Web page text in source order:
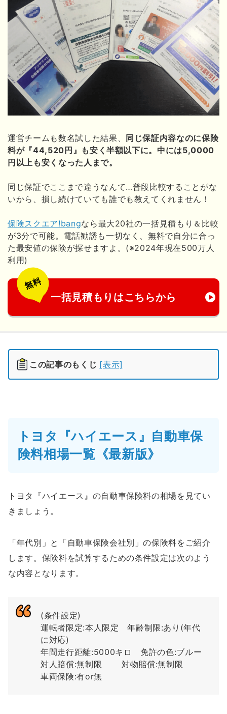
運営チームも数名試した結果、
同じ保証内容なのに保険
料が『44,520円』も安く半額以下に。中には5,0000
円以上も安くなった人まで。
同じ保証でここまで違うなんて…普段比較することがな
いから、損し続けていても誰でも教えてくれません！
保険スクエア!bangなら最大20社の一括見積もり＆比較
が3分で可能。電話勧誘も一切なく、無料で自分に合っ
た最安値の保険が探せますよ。(※2024年現在500万人
利用)
無料
一括見積もりはこちらから
この記事のもくじ [表示]
トヨタ『ハイエース』自動車保
険料相場一覧《最新版》
トヨタ『ハイエース』の自動車保険料の相場を見てい
きましょう。
「年代別」と「自動車保険会社別」の保険料をご紹介
します。保険料を試算するための条件設定は次のよう
な内容となります。
(条件設定)
運転者限定:本人限定 年齢制限:あり(年代
に対応)
年間走行距離:5000キロ 免許の色:ブルー
対人賠償:無制限 対物賠償:無制限
車両保険:有or無